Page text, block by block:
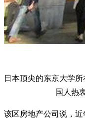
日本顶尖的东京大学
国人热
该区房地产公司说，